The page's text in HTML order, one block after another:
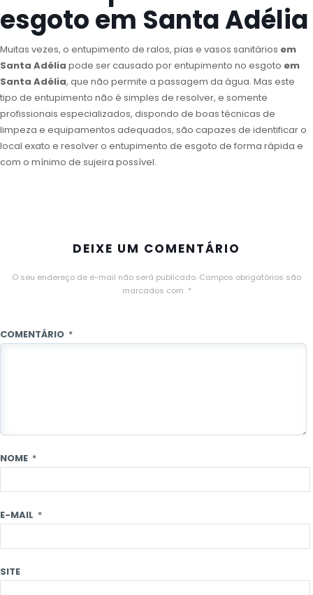
esgoto em Santa Adélia
Muitas vezes, o entupimento de ralos, pias e vasos sanitários em
Santa Adélia pode ser causado por entupimento no esgoto em
Santa Adélia, que não permite a passagem da água. Mas este
tipo de entupimento não é simples de resolver, e somente
profissionais especializados, dispondo de boas técnicas de
limpeza e equipamentos adequados, são capazes de identificar o
local exato e resolver o entupimento de esgoto de forma rápida e
com o mínimo de sujeira possível.
DEIXE UM COMENTÁRIO
O seu endereço de e-mail não será publicado. Campos obrigatórios são
marcados com *
COMENTÁRIO *
NOME *
E-MAIL *
SITE